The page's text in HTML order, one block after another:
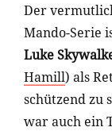
Der
Mando-Serie
Luke
Hamill) als
schützend zu
war auch ein